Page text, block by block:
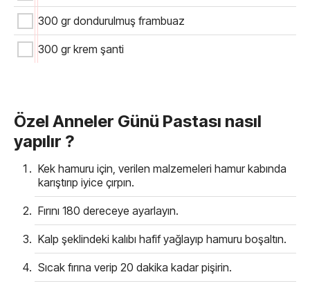
300 gr dondurulmuş frambuaz
300 gr krem şanti
Özel Anneler Günü Pastası nasıl
yapılır ?
Kek hamuru için, verilen malzemeleri hamur kabında
karıştırıp iyice çırpın.
Fırını 180 dereceye ayarlayın.
Kalp şeklindeki kalıbı hafif yağlayıp hamuru boşaltın.
Sıcak fırına verip 20 dakika kadar pişirin.